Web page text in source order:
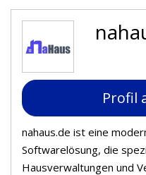
Profil
nahaus.de ist eine
Softwarelösung, die
Hausverwaltungen und